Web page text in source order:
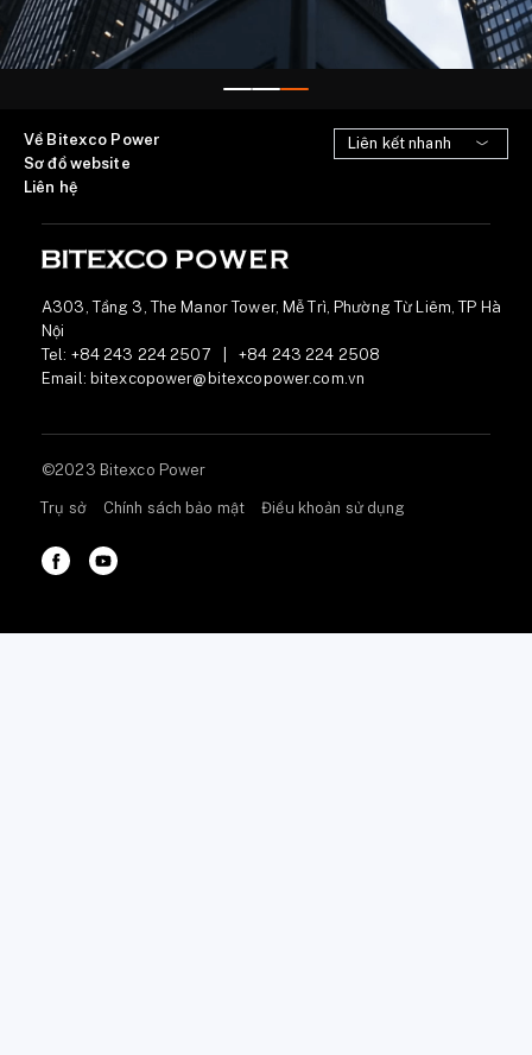
Về Bitexco Power
Sơ đồ website
Liên hệ
A303, Tầng 3, The Manor Tower, Mễ Trì, Phường Từ Liêm, TP Hà
Nội
Tel: +84 243 224 2507
+84 243 224 2508
Email: bitexcopower@bitexcopower.com.vn
©2023 Bitexco Power
Trụ sở Chính sách bảo mật Điều khoản sử dụng